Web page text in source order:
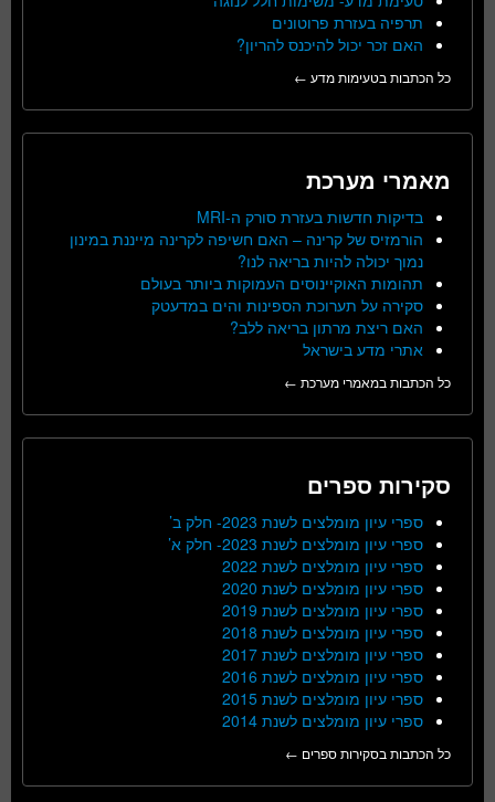
תרפיה בעזרת פרוטונים
האם זכר יכול להיכנס להריון?
כל הכתבות בטעימות מדע ←
מאמרי מערכת
בדיקות חדשות בעזרת סורק ה-MRI
הורמזיס של קרינה – האם חשיפה לקרינה מייננת במינון
נמוך יכולה להיות בריאה לנו?
תהומות האוקיינוסים העמוקות ביותר בעולם
סקירה על תערוכת הספינות והים במדעטק
האם ריצת מרתון בריאה ללב?
אתרי מדע בישראל
כל הכתבות במאמרי מערכת ←
סקירות ספרים
ספרי עיון מומלצים לשנת 2023- חלק ב’
ספרי עיון מומלצים לשנת 2023- חלק א’
ספרי עיון מומלצים לשנת 2022
ספרי עיון מומלצים לשנת 2020
ספרי עיון מומלצים לשנת 2019
ספרי עיון מומלצים לשנת 2018
ספרי עיון מומלצים לשנת 2017
ספרי עיון מומלצים לשנת 2016
ספרי עיון מומלצים לשנת 2015
ספרי עיון מומלצים לשנת 2014
כל הכתבות בסקירות ספרים ←